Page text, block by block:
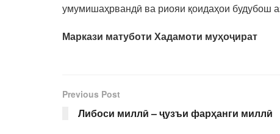
умумишаҳрвандӣ ва риояи қоидаҳои будубош
Маркази матуботи Хадамоти муҳоҷират
Previous Post
Либоси миллӣ – ҷузъи фарҳанги миллӣ